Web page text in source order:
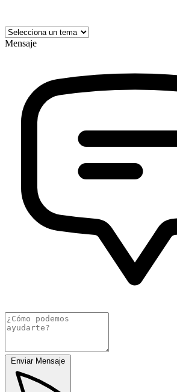
Mensaje
Enviar Mensaje